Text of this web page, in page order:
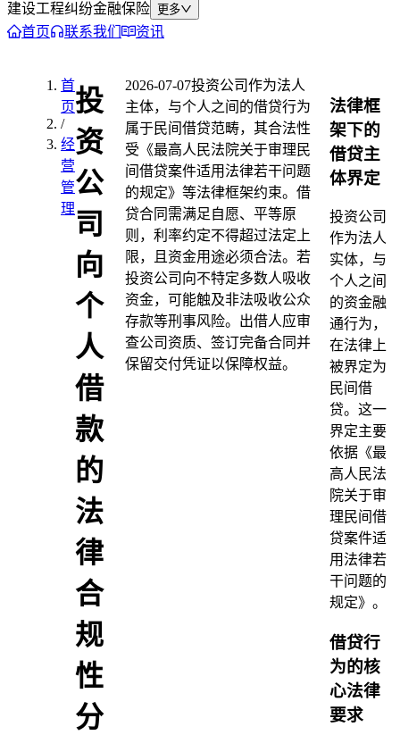
建设工程纠纷金融保险 更多
首页 联系我们 资讯
首
页
/
经
营
管
理
投
资
公
司
向
个
人
借
款
的
法
律
合
规
性
分
2026-07-07投资公司作为法人
主体，与个人之间的借贷行为
属于民间借贷范畴，其合法性
受《最高人民法院关于审理民
间借贷案件适用法律若干问题
的规定》等法律框架约束。借
贷合同需满足自愿、平等原
则，利率约定不得超过法定上
限，且资金用途必须合法。若
投资公司向不特定多数人吸收
资金，可能触及非法吸收公众
存款等刑事风险。出借人应审
查公司资质、签订完备合同并
保留交付凭证以保障权益。
法律框
架下的
借贷主
体界定
投资公司
作为法人
实体，与
个人之间
的资金融
通行为，
在法律上
被界定为
民间借
贷。这一
界定主要
依据《最
高人民法
院关于审
理民间借
贷案件适
用法律若
干问题的
规定》。
借贷行
为的核
心法律
要求